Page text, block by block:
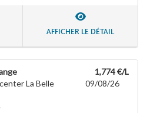
AFFICHER LE DÉTAIL
La Belle
1,774 €/L
09/08/26